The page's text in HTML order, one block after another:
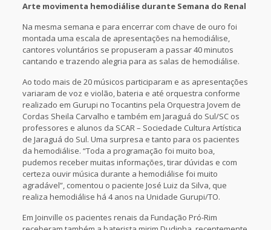
Arte movimenta hemodiálise durante Semana do Renal
Na mesma semana e para encerrar com chave de ouro foi
montada uma escala de apresentações na hemodiálise,
cantores voluntários se propuseram a passar 40 minutos
cantando e trazendo alegria para as salas de hemodiálise.
Ao todo mais de 20 músicos participaram e as apresentações
variaram de voz e violão, bateria e até orquestra conforme
realizado em Gurupi no Tocantins pela Orquestra Jovem de
Cordas Sheila Carvalho e também em Jaraguá do Sul/SC os
professores e alunos da SCAR – Sociedade Cultura Artística
de Jaraguá do Sul. Uma surpresa e tanto para os pacientes
da hemodiálise. “Toda a programação foi muito boa,
pudemos receber muitas informações, tirar dúvidas e com
certeza ouvir música durante a hemodiálise foi muito
agradável”, comentou o paciente José Luiz da Silva, que
realiza hemodiálise há 4 anos na Unidade Gurupi/TO.
Em Joinville os pacientes renais da Fundação Pró-Rim